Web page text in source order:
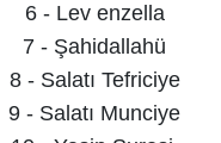
6 - Lev enzella
7 - Şahidallahü
8 - Salatı Tefriciye
9 - Salatı Munciye